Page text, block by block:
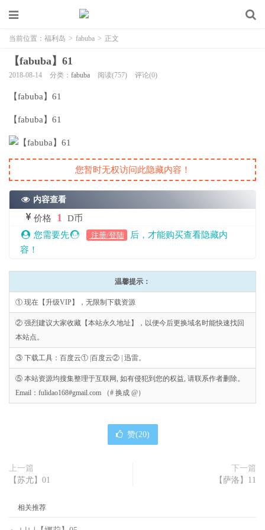
当前位置： 福利岛 > fabuba > 正文
【fabuba】61
2018-08-14 分类： fabuba 阅读(757) 评论(0)
【fabuba】61
【fabuba】61
您暂时无权访问此隐藏内容！
内容查看
价格 1
D币
您需要先
注册/登陆
后，才能购买查看隐藏内
容！
温馨提示：
① 现在【升级VIP】，无限制下载资源
② 强烈建议大家收藏【本站永久地址】，以便今后更换域名时能快速找回
本站点。
③ 下载工具：百度云① |百度云② | 迅雷。
⑤ 本站资源均搜集整理于互联网, 如有侵犯到您的权益, 请联系作者删除。
Email：fulidao168#gmail.com （# 换成 @）
赞(20)
上一篇
【苏尤】01
下一篇
【萨洛】11
相关推荐